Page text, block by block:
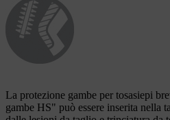
La protezione gambe per tosasiepi
gambe HS" può essere inserita nella